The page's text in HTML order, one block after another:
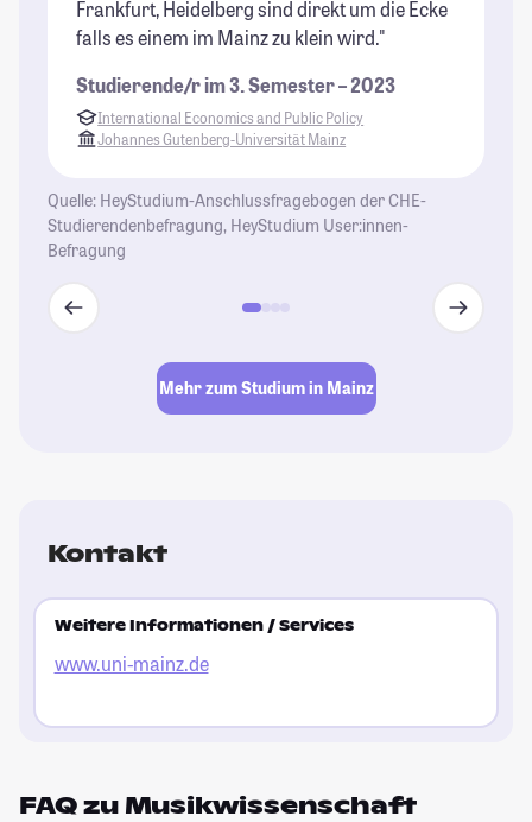
Frankfurt, Heidelberg sind direkt um die Ecke
falls es einem im Mainz zu klein wird."
Studierende/r im 3. Semester – 2023
International Economics and Public Policy
Johannes Gutenberg-Universität Mainz
Quelle: HeyStudium-Anschlussfragebogen der CHE-
Studierendenbefragung, HeyStudium User:innen-
Befragung
Mehr zum Studium in Mainz
Kontakt
Weitere Informationen / Services
www.uni-mainz.de
FAQ zu Musikwissenschaft